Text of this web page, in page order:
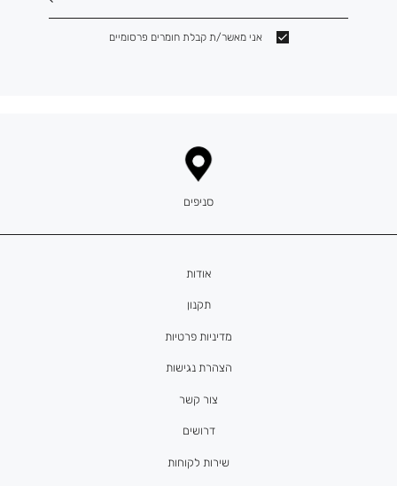
אני מאשר/ת קבלת חומרים פרסומיים
אודות
תקנון
מדיניות פרטיות
הצהרת נגישות
צור קשר
דרושים
סניפים
שירות לקוחות